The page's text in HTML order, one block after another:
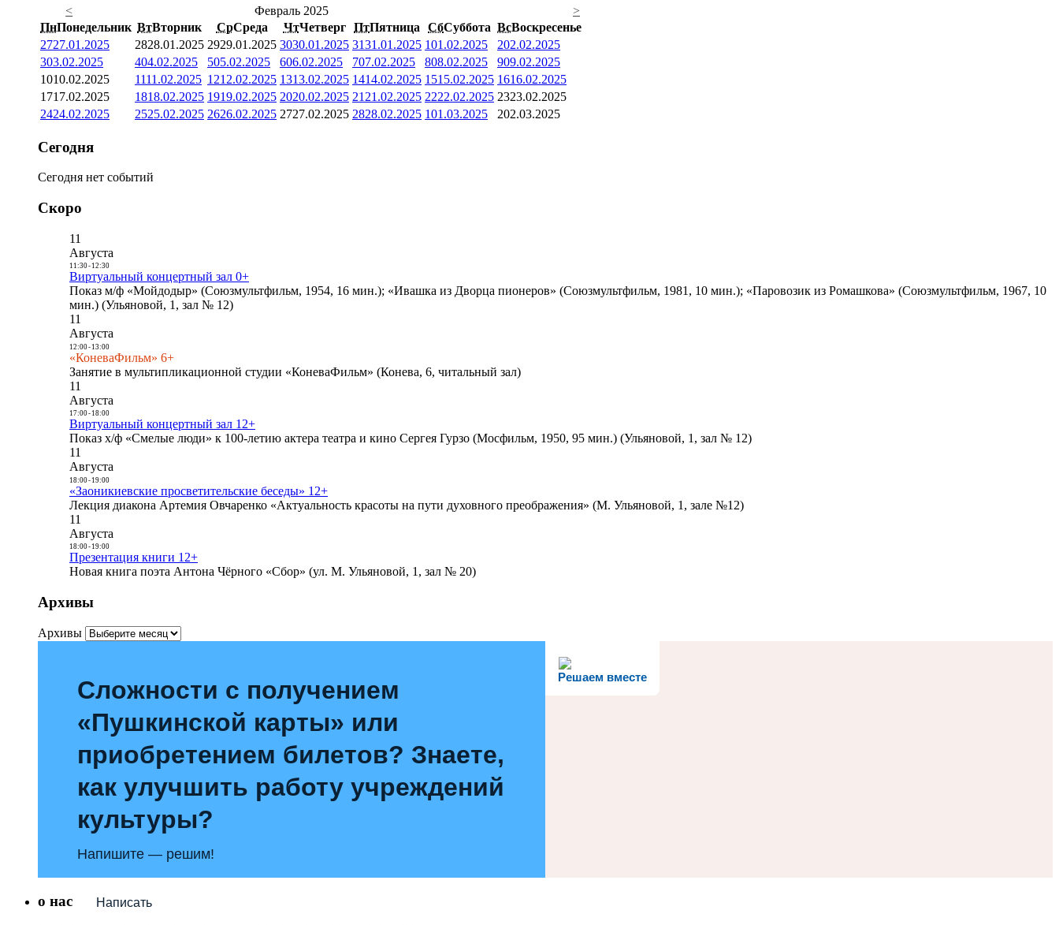
<
Февраль 2025
>
ПнПонедельник ВтВторник СрСреда ЧтЧетверг ПтПятница СбСуббота ВсВоскресенье
2727.01.2025 2828.01.2025 2929.01.2025 3030.01.2025 3131.01.2025 101.02.2025 202.02.2025
303.02.2025 404.02.2025 505.02.2025 606.02.2025 707.02.2025 808.02.2025 909.02.2025
1010.02.2025 1111.02.2025 1212.02.2025 1313.02.2025 1414.02.2025 1515.02.2025 1616.02.2025
1717.02.2025 1818.02.2025 1919.02.2025 2020.02.2025 21 21.02.2025 2222.02.2025 2323.02.2025
2424.02.2025 2525.02.2025 2626.02.2025 2727.02.2025 2828.02.2025 101.03.2025 202.03.2025
Сегодня
Сегодня нет событий
Скоро
11
Августа
11:30- 12:30
Виртуальный концертный зал 0+
Показ м/ф «Мойдодыр» (Союзмультфильм, 1954, 16 мин.); «Ивашка из Дворца пионеров» (Союзмультфильм, 1981, 10 мин.); «Паровозик из Ромашкова» (Союзмультфильм, 1967, 10
мин.) (Ульяновой, 1, зал № 12)
11
Августа
12:00- 13:00
«КоневаФильм» 6+
Занятие в мультипликационной студии «КоневаФильм» (Конева, 6, читальный зал)
11
Августа
17:00- 18:00
Виртуальный концертный зал 12+
Показ х/ф «Смелые люди» к 100-летию актера театра и кино Сергея Гурзо (Мосфильм, 1950, 95 мин.) (Ульяновой, 1, зал № 12)
11
Августа
18:00- 19:00
«Заоникиевские просветительские беседы» 12+
Лекция диакона Артемия Овчаренко «Актуальность красоты на пути духовного преображения» (М. Ульяновой, 1, зале №12)
11
Августа
18:00- 19:00
Презентация книги 12+
Новая книга поэта Антона Чёрного «Сбор» (ул. М. Ульяновой, 1, зал № 20)
Архивы
Архивы
Решаем вместе
Сложности с получением
«Пушкинской карты» или
приобретением билетов? Знаете,
как улучшить работу учреждений
культуры?
Напишите — решим!
Написать
о нас